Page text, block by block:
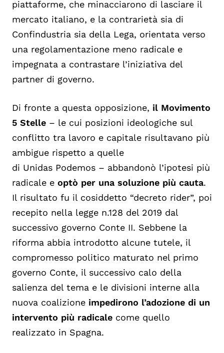
piattaforme, che minacciarono di lasciare il
mercato italiano, e la contrarietà sia di
Confindustria sia della Lega, orientata verso
una regolamentazione meno radicale e
impegnata a contrastare l’iniziativa del
partner di governo.
Di fronte a questa opposizione, il Movimento
5 Stelle – le cui posizioni ideologiche sul
conflitto tra lavoro e capitale risultavano più
ambigue rispetto a quelle
di Unidas Podemos – abbandonò l’ipotesi più
radicale e optò per una soluzione più cauta.
Il risultato fu il cosiddetto “decreto rider”, poi
recepito nella legge n.128 del 2019 dal
successivo governo Conte II. Sebbene la
riforma abbia introdotto alcune tutele, il
compromesso politico maturato nel primo
governo Conte, il successivo calo della
salienza del tema e le divisioni interne alla
nuova coalizione impedirono l’adozione di un
intervento più radicale come quello
realizzato in Spagna.